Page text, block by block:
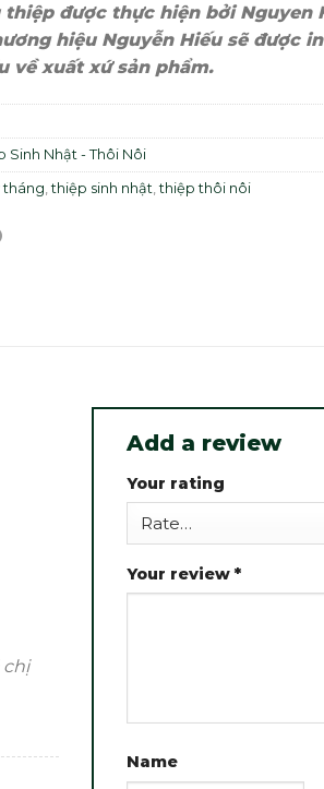
thiệp được thực hiện bởi Nguyen
hiệu Nguyễn Hiếu sẽ được
về xuất xứ sản phẩm.
Sinh Nhật - Thôi Nôi
tháng ,thiệp sinh nhật ,thiệp thôi nôi
chị
Add a review
Your rating
Your review *
Name